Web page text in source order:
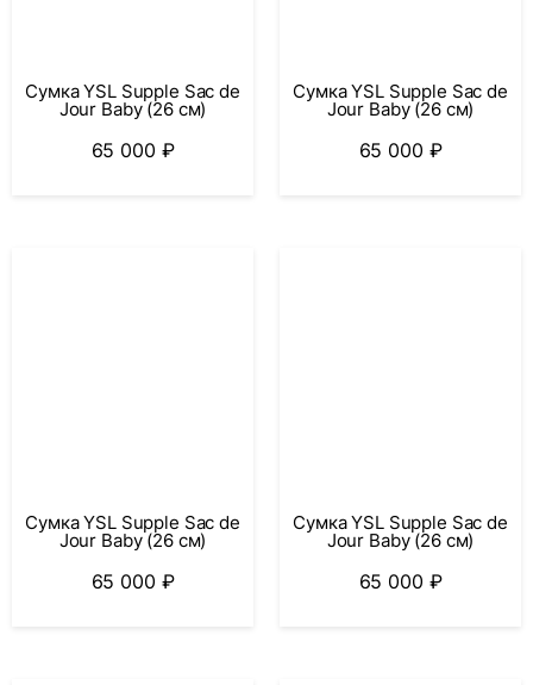
Сумка YSL Supple Sac de
Jour Baby (26 см)
65 000 ₽
Сумка YSL Supple Sac de
Jour Baby (26 см)
65 000 ₽
Сумка YSL Supple Sac de
Jour Baby (26 см)
65 000 ₽
Сумка YSL Supple Sac de
Jour Baby (26 см)
65 000 ₽